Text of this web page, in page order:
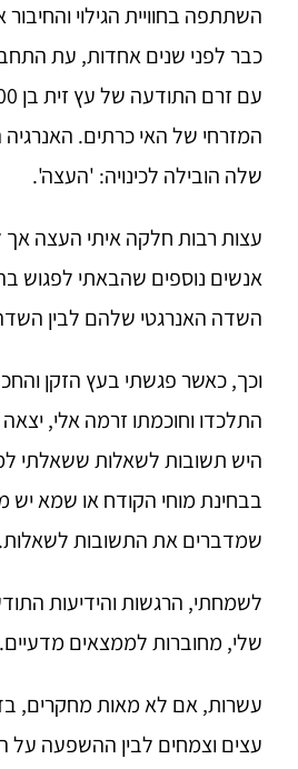
השתתפה בחוויית הגילוי
כבר לפני שנים אחדות, עת
המזרחי של האי כרתים. האנרגיה
שלה הובילה לכינויה: 'העצה'.
עצות רבות חלקה איתי העצה
אנשים נוספים שהבאתי לפגוש
השדה האנרגטי שלהם לבין
וכך, כאשר פגשתי בעץ הזקן
התלכדו וחוכמתו זרמה אלי, יצאה
היש תשובות לשאלות ששאלתי
בבחינת מוחי הקודח או שמא יש
שמדברים את התשובות לשאלות.
לשמחתי, הרגשות והידיעות
שלי, מחוברות לממצאים מדעיים.
עשרות, אם לא מאות מחקרים,
עצים וצמחים לבין ההשפעה על